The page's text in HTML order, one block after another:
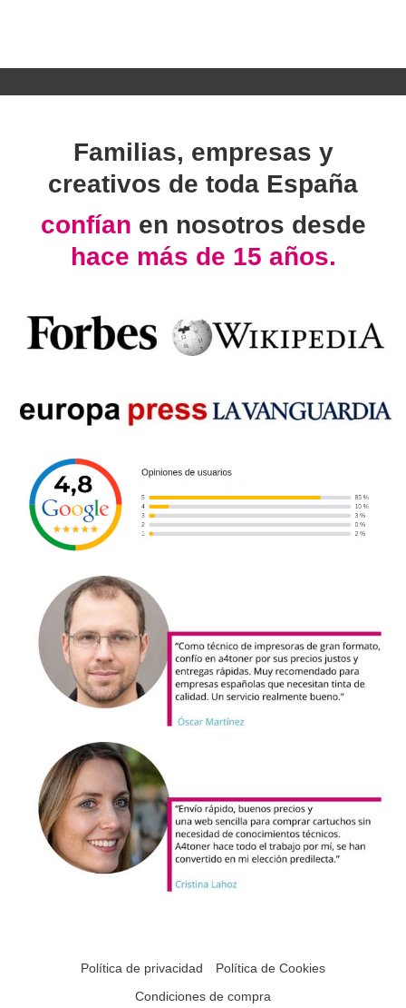
Familias, empresas y
creativos de toda España
confían en nosotros desde
hace más de 15 años.
Política de privacidad
Política de Cookies
Condiciones de compra